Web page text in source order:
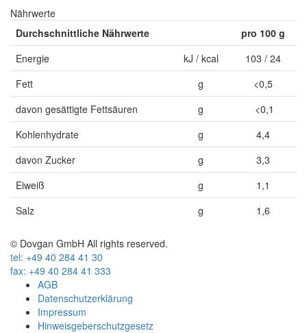
Nährwerte
Durchschnittliche Nährwerte
pro 100 g
Energie
kJ / kcal
103 / 24
Fett
g
<0,5
davon gesättigte Fettsäuren
g
<0,1
Kohlenhydrate
g
4,4
davon Zucker
g
3,3
Eiweiß
g
1,1
Salz
g 1,6
© Dovgan GmbH All rights reserved.
tel: +49 40 284 41 30
fax: +49 40 284 41 333
AGB
Datenschutzerklärung
Impressum
Hinweisgeberschutzgesetz